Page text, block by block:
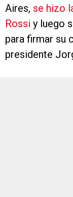
Aires, se hizo
Rossi y luego
para firmar su
presidente